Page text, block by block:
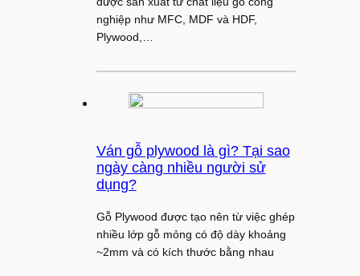
nghiệp như MFC, MDF và HDF,
Plywood,…
Ván gỗ plywood là gì? Tại sao
ngày càng nhiều người sử
dụng?
Gỗ Plywood được tạo nên từ việc ghép
nhiều lớp gỗ mỏng có độ dày khoảng
~2mm và có kích thước bằng nhau